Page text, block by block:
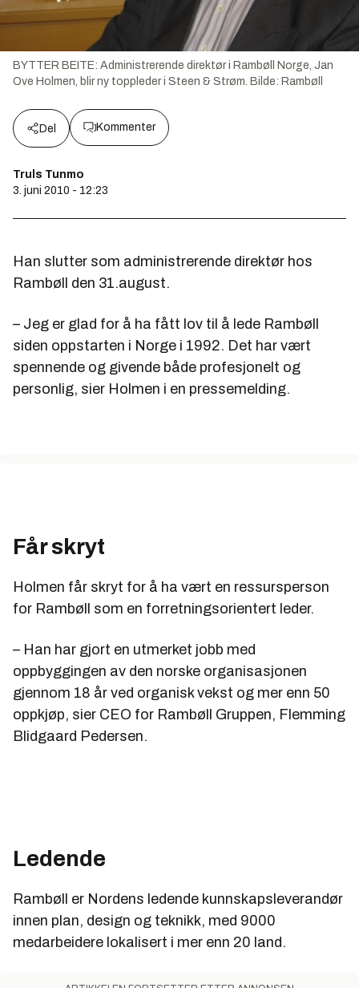
BYTTER BEITE: Administrerende direktør i Rambøll Norge, Jan
Ove Holmen, blir ny toppleder i Steen & Strøm. Bilde: Rambøll
Del Kommenter
Truls Tunmo
3. juni 2010 - 12:23
Han slutter som administrerende direktør hos
Rambøll den 31.august.
– Jeg er glad for å ha fått lov til å lede Rambøll
siden oppstarten i Norge i 1992. Det har vært
spennende og givende både profesjonelt og
personlig, sier Holmen i en pressemelding.
Får skryt
Holmen får skryt for å ha vært en ressursperson
for Rambøll som en forretningsorientert leder.
– Han har gjort en utmerket jobb med
oppbyggingen av den norske organisasjonen
gjennom 18 år ved organisk vekst og mer enn 50
oppkjøp, sier CEO for Rambøll Gruppen, Flemming
Blidgaard Pedersen.
Ledende
Rambøll er Nordens ledende kunnskapsleverandør
innen plan, design og teknikk, med 9000
medarbeidere lokalisert i mer enn 20 land.